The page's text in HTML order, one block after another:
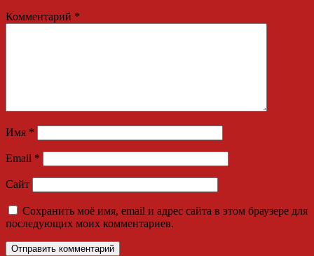
Комментарий *
Имя *
Email *
Сайт
Сохранить моё имя, email и адрес сайта в этом браузере для
последующих моих комментариев.